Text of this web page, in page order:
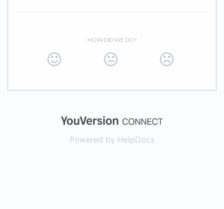
HOW DID WE DO?
(opens in a
Powered by HelpDocs